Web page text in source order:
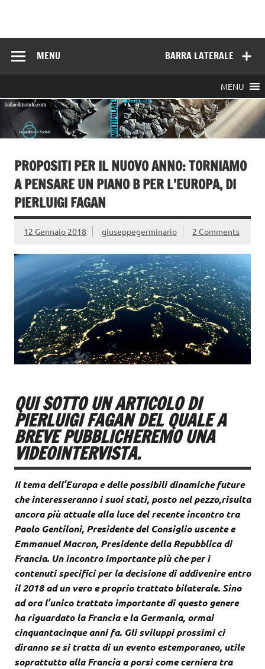
BARRA LATERALE
MENU
MENU
PROPOSITI PER IL NUOVO ANNO: TORNIAMO
A PENSARE UN PIANO B PER L’EUROPA, DI
PIERLUIGI FAGAN
12 Gennaio 2018 giuseppegerminario 2 Comments
QUI SOTTO UN ARTICOLO DI
PIERLUIGI FAGAN DEL QUALE A
BREVE PUBBLICHEREMO UNA
VIDEOINTERVISTA.
Il tema dell’Europa e delle possibili dinamiche future
che interesseranno i suoi stati, posto nel pezzo,risulta
ancora più attuale alla luce del recente incontro tra
Paolo Gentiloni, Presidente del Consiglio uscente e
Emmanuel Macron, Presidente della Repubblica di
Francia. Un incontro importante più che per i
contenuti specifici per la decisione di addivenire entro
il 2018 ad un vero e proprio trattato bilaterale. Sino
ad ora l’unico trattato importante di questo genere
ha riguardato la Francia e la Germania, ormai
cinquantacinque anni fa. Gli sviluppi prossimi ci
diranno se si tratta di un evento estemporaneo, utile
soprattutto alla Francia a porsi come cerniera tra